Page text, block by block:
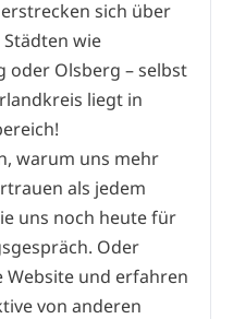
erstrecken sich über
wie
oder Olsberg – selbst
liegt in
warum uns mehr
als jedem
uns noch heute für
Oder
Website und erfahren
von anderen